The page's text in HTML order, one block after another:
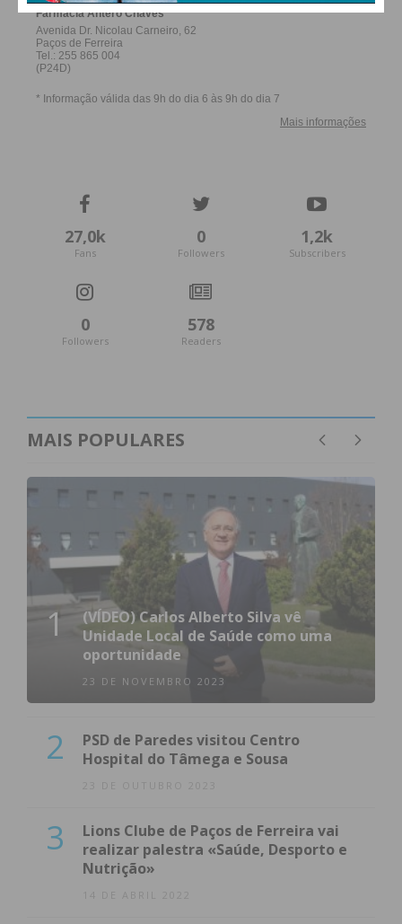
27,0k
Fans
0
Followers
1,2k
Subscribers
0
Followers
578
Readers
MAIS POPULARES
1
(VÍDEO) Carlos Alberto Silva vê
Unidade Local de Saúde como uma
oportunidade
23 DE NOVEMBRO 2023
2
PSD de Paredes visitou Centro
Hospital do Tâmega e Sousa
23 DE OUTUBRO 2023
3
Lions Clube de Paços de Ferreira vai
realizar palestra «Saúde, Desporto e
Nutrição»
14 DE ABRIL 2022